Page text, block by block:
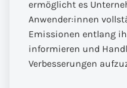
ermöglicht es
Anwender:innen
Emissionen entlang
informieren und
Verbesserungen